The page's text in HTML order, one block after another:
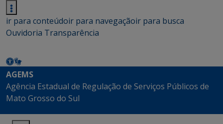
ir para conteúdoir para navegaçãoir para busca
Ouvidoria Transparência
AGEMS
Agência Estadual de Regulação de Serviços Públicos de
Mato Grosso do Sul